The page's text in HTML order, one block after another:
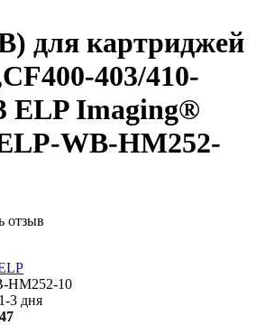
для картриджей
403/410-
ELP Imaging®
WB-HM252-
отзыв
HM252-10
3 дня